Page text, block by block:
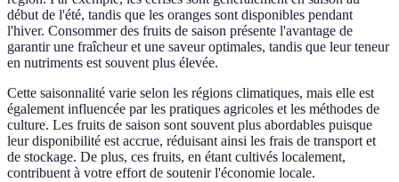
début de l'été, tandis que les oranges sont disponibles pendant
l'hiver. Consommer des fruits de saison présente l'avantage de
garantir une fraîcheur et une saveur optimales, tandis que leur teneur
en nutriments est souvent plus élevée.
Cette saisonnalité varie selon les régions climatiques, mais elle est
également influencée par les pratiques agricoles et les méthodes de
culture. Les fruits de saison sont souvent plus abordables puisque
leur disponibilité est accrue, réduisant ainsi les frais de transport et
de stockage. De plus, ces fruits, en étant cultivés localement,
contribuent à votre effort de soutenir l'économie locale.